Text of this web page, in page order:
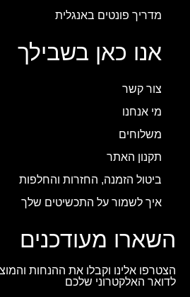
מדריך פונטים באנגלית
אנו כאן בשבילך
צור קשר
מי אנחנו
משלוחים
תקנון האתר
ביטול הזמנה, החזרות והחלפות
איך לשמור על התכשיטים שלך
השארו מעודכנים
הצטרפו אלינו וקבלו את ההנחות
לדואר האלקטרוני שלכם